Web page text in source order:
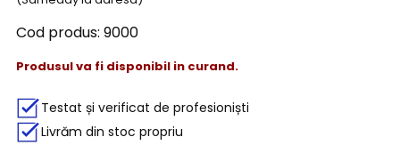
Cod produs: 9000
Produsul va fi disponibil in curand.
Testat și verificat de profesioniști
Livrăm din stoc propriu